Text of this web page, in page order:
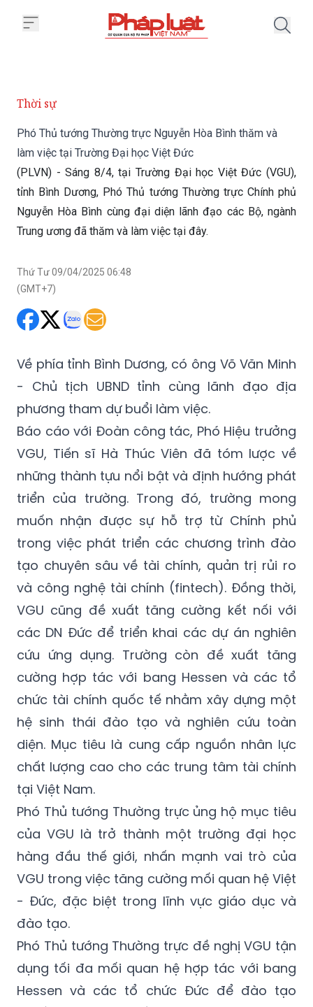
Thời sự
Phó Thủ tướng Thường trực Nguyễn Hòa Bình thăm và
làm việc tại Trường Đại học Việt Đức
(PLVN) - Sáng 8/4, tại Trường Đại học Việt Đức (VGU),
tỉnh Bình Dương, Phó Thủ tướng Thường trực Chính phủ
Trung ương đã thăm và làm việc tại đây.
Thứ Tư 09/04/2025 06:48
Về phía tỉnh Bình Dương, có ông Võ Văn Minh
- Chủ tịch UBND tỉnh cùng lãnh đạo địa
phương tham dự buổi làm việc.
Báo cáo với Đoàn công tác, Phó Hiệu trưởng
VGU, Tiến sĩ Hà Thúc Viên đã tóm lược về
những thành tựu nổi bật và định hướng phát
triển của trường. Trong đó, trường mong
muốn nhận được sự hỗ trợ từ Chính phủ
trong việc phát triển các chương trình đào
tạo chuyên sâu về tài chính, quản trị rủi ro
và công nghệ tài chính (fintech). Đồng thời,
VGU cũng đề xuất tăng cường kết nối với
các DN Đức để triển khai các dự án nghiên
cứu ứng dụng. Trường còn đề xuất tăng
cường hợp tác với bang Hessen và các tổ
chức tài chính quốc tế nhằm xây dựng một
hệ sinh thái đào tạo và nghiên cứu toàn
diện. Mục tiêu là cung cấp nguồn nhân lực
chất lượng cao cho các trung tâm tài chính
tại Việt Nam.
Phó Thủ tướng Thường trực ủng hộ mục tiêu
của VGU là trở thành một trường đại học
hàng đầu thế giới, nhấn mạnh vai trò của
VGU trong việc tăng cường mối quan hệ Việt
- Đức, đặc biệt trong lĩnh vực giáo dục và
đào tạo.
Phó Thủ tướng Thường trực đề nghị VGU tận